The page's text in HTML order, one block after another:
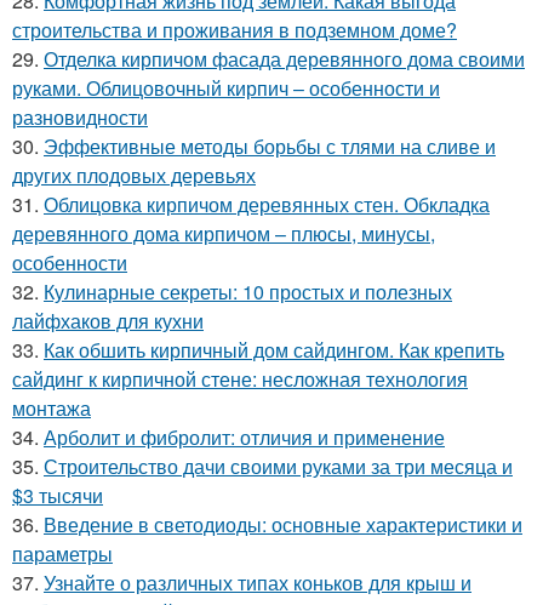
строительства и проживания в подземном доме?
29. Отделка кирпичом фасада деревянного дома своими
руками. Облицовочный кирпич – особенности и
разновидности
30. Эффективные методы борьбы с тлями на сливе и
других плодовых деревьях
31. Облицовка кирпичом деревянных стен. Обкладка
деревянного дома кирпичом – плюсы, минусы,
особенности
32. Кулинарные секреты: 10 простых и полезных
лайфхаков для кухни
33. Как обшить кирпичный дом сайдингом. Как крепить
сайдинг к кирпичной стене: несложная технология
монтажа
34. Арболит и фибролит: отличия и применение
35. Строительство дачи своими руками за три месяца и
$3 тысячи
36. Введение в светодиоды: основные характеристики и
параметры
37. Узнайте о различных типах коньков для крыш и